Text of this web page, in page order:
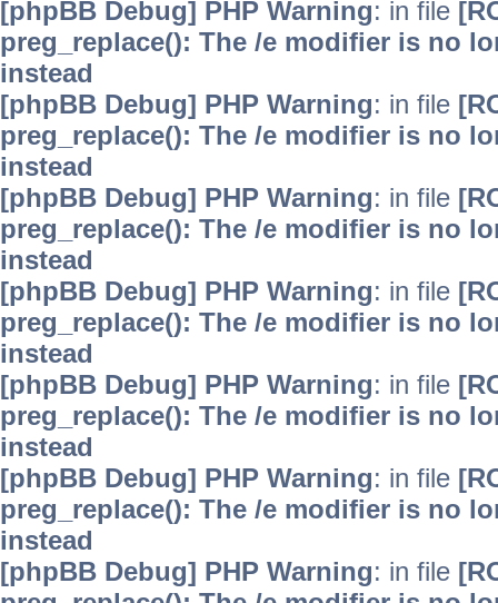
[phpBB Debug] PHP Warning: in file
preg_replace(): The /e modifier is no
instead
[phpBB Debug] PHP Warning: in file
preg_replace(): The /e modifier is no
instead
[phpBB Debug] PHP Warning: in file
preg_replace(): The /e modifier is no
instead
[phpBB Debug] PHP Warning: in file
preg_replace(): The /e modifier is no
instead
[phpBB Debug] PHP Warning: in file
preg_replace(): The /e modifier is no
instead
[phpBB Debug] PHP Warning: in file
preg_replace(): The /e modifier is no
instead
[phpBB Debug] PHP Warning: in file